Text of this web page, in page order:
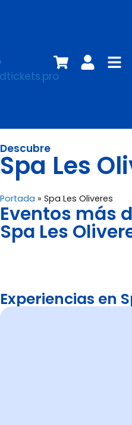
Descubre
Spa Les
Portada » Spa Les Oliveres
Eventos más
Spa Les
Experiencias en